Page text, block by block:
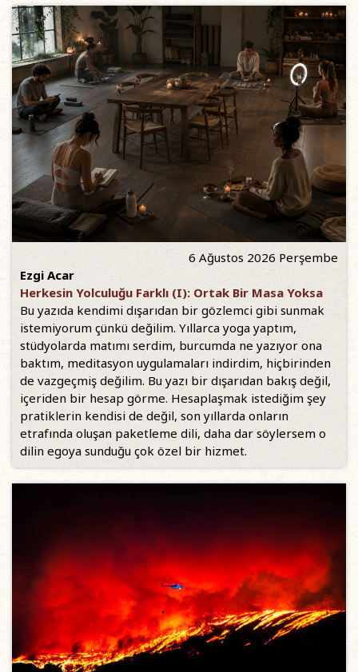
6 Ağustos 2026 Perşembe
Ezgi Acar
Herkesin Yolculuğu Farklı (I): Ortak Bir Masa Yoksa
Bu yazıda kendimi dışarıdan bir gözlemci gibi sunmak
istemiyorum çünkü değilim. Yıllarca yoga yaptım,
stüdyolarda matımı serdim, burcumda ne yazıyor ona
baktım, meditasyon uygulamaları indirdim, hiçbirinden
de vazgeçmiş değilim. Bu yazı bir dışarıdan bakış değil,
içeriden bir hesap görme. Hesaplaşmak istediğim şey
pratiklerin kendisi de değil, son yıllarda onların
etrafında oluşan paketleme dili, daha dar söylersem o
dilin egoya sunduğu çok özel bir hizmet.